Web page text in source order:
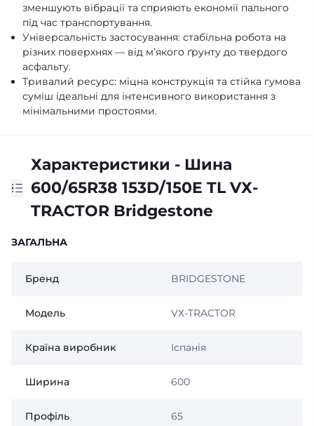
зменшують вібрації та сприяють економії пального
під час транспортування.
Універсальність застосування: стабільна робота на
різних поверхнях — від м’якого ґрунту до твердого
асфальту.
Тривалий ресурс: міцна конструкція та стійка гумова
суміш ідеальні для інтенсивного використання з
мінімальними простоями.
Характеристики - Шина
600/65R38 153D/150E TL VХ-
TRACTOR Bridgestone
ЗАГАЛЬНА
Бренд BRIDGESTONE
Модель VХ-TRACTOR
Країна виробник Іспанія
Ширина 600
Профіль 65